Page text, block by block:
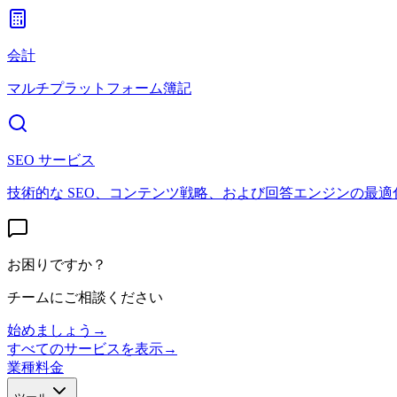
会計
マルチプラットフォーム簿記
SEO サービス
技術的な SEO、コンテンツ戦略、および回答エンジンの最適
お困りですか？
チームにご相談ください
始めましょう →
すべてのサービスを表示→
業種料金